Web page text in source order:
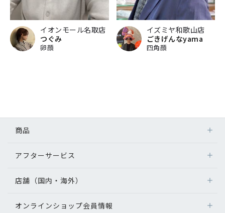
イオンモール名取店
つぐみ
卵顔
イズミヤ和歌山店
ごきげんなyama
四角顔
商品
アフターサービス
店舗（国内・海外）
オンラインショップ会員情報